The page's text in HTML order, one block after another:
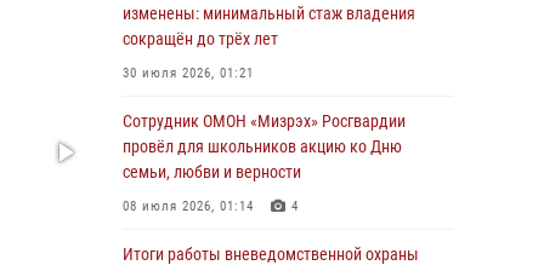
профессиональным праздником
01 августа 2026, 10:23
национальной гвардии Российской
Федерации
01 августа 2026, 10:21
воинов, погибших в Первой мировой войне
изменены: минимальный стаж владения
сокращён до трёх лет
30 июля 2026, 01:21
Сотрудник ОМОН «Мизрэх» Росгвардии
провёл для школьников акцию ко Дню
семьи, любви и верности
08 июля 2026, 01:14 4
Итоги работы вневедомственной охраны